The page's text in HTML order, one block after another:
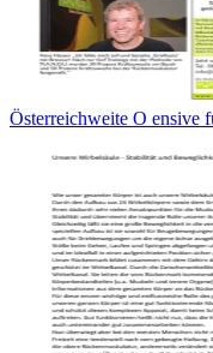
Österreichweite O ensive